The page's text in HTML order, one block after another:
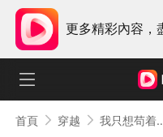
更多精彩內容，
首頁 穿越 我只想苟着